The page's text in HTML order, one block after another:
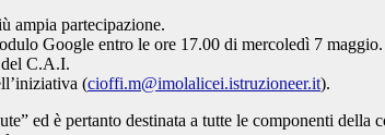
ampia partecipazione.
Google entro le ore 17.00 di mercoledì 7 maggio.
del C.A.I.
(cioffi.m@imolalicei.istruzioneer.it).
ed è pertanto destinata a tutte le componenti